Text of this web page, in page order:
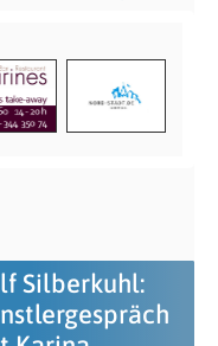
Silberkuhl: